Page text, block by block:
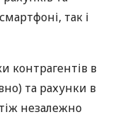
так і
контрагентів в
та рахунки в
незалежно